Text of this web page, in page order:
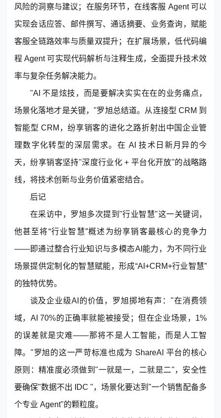
风险的洞察与建议；在服务环节，在线客服 Agent 可以
实现会话应答、邮件撰写、通话摘要、业务查询，赋能
客服全链路效率与质量双提升；在扩展场景，低代码编
程 Agent 可实现代码解析与注释生成，全面提升技术效
率与复杂任务解决能力。
"AI 不是炫技，而是要解决实实在在的业务痛点，
场景化落地才是关键，"罗旭总结道。从连接型 CRM 到
智能型 CRM，纷享销客的进化之路折射出中国企业管
理数字化转型的深层需求。在 AI 技术日新月异的今
天，纷享销客坚持"深度行业化 + 平台化开放"的战略路
线，将技术创新与业务价值紧密结合。
后记
在采访中，罗旭多次提到"行业智慧"这一关键词，
他甚至将“行业智慧”概述为纷享销客最核心的竞争力
——即通过整合行业知识与多模态AI能力，为不同行业
场景提供定制化的智慧赋能，形成“AI+CRM+行业智慧”
的独特优势。
谈及企业级AI的价值，罗旭掷地有声："在消费领
域，AI 70%的正确率就能被接受；但在企业场景，1%
的误差就是灾难——那将不是人工智能，而是人工智
障。"罗旭的这一严苛标准也成为 ShareAI 平台的核心
原则：精准度必须做到"一就是一，二就是二"，安全性
要确保"数据不出 IDC "，场景化要达到"一个销售配备多
个专业 Agent"的颗粒度。